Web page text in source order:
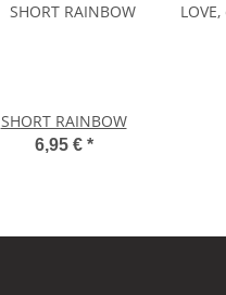
SHORT RAINBOW
6,95 € *